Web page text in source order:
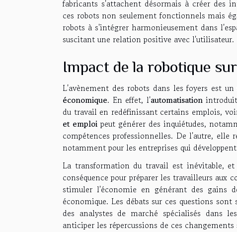
fabricants s'attachent désormais à créer des
ces robots non seulement fonctionnels mais
robots à s'intégrer harmonieusement dans
suscitant une relation positive avec l'utilisateur.
Impact de la robotique
L'avènement des robots dans les foyers est
économique. En effet, l'automatisation
du travail en redéfinissant certains emplois,
et emploi peut générer des inquiétudes,
compétences professionnelles. De l'autre, elle
notamment pour les entreprises qui
La transformation du travail est inévitable,
conséquence pour préparer les travailleurs aux
stimuler l'économie en générant des gains
économique. Les débats sur ces questions
des analystes de marché spécialisés dans
anticiper les répercussions de ces changements